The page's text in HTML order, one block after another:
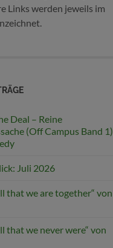
Links werden jeweils im
Deal – Reine
(Off Campus Band 1)
Juli 2026
that we are together“ von
that we never were“ von